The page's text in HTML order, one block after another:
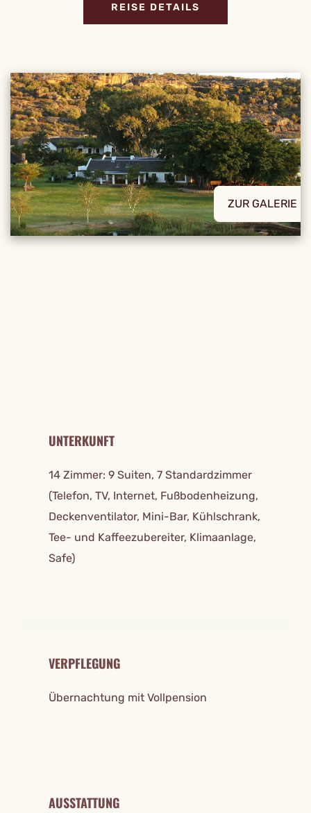
REISE DETAILS
ZUR GALERIE
UNTERKUNFT
14 Zimmer: 9 Suiten, 7 Standardzimmer
(Telefon, TV, Internet, Fußbodenheizung,
Deckenventilator, Mini-Bar, Kühlschrank,
Tee- und Kaffeezubereiter, Klimaanlage,
Safe)
VERPFLEGUNG
Übernachtung mit Vollpension
AUSSTATTUNG